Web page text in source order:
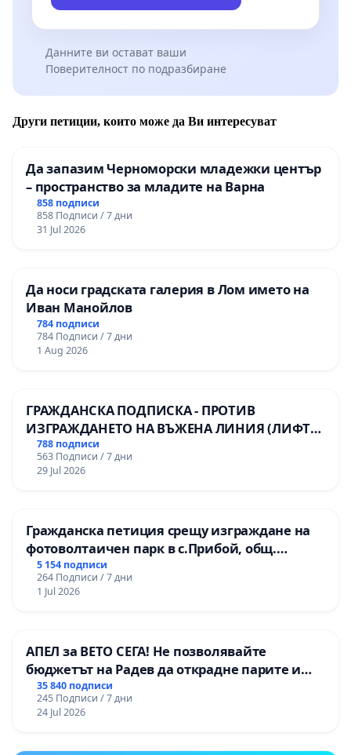
Данните ви остават ваши
Поверителност по подразбиране
Други петиции, които може да Ви интересуват
Да запазим Черноморски младежки център
– пространство за младите на Варна
858 подписи
858 Подписи / 7 дни
31 Jul 2026
Да носи градската галерия в Лом името на
Иван Манойлов
784 подписи
784 Подписи / 7 дни
1 Aug 2026
ГРАЖДАНСКА ПОДПИСКА - ПРОТИВ
ИЗГРАЖДАНЕТО НА ВЪЖЕНА ЛИНИЯ (ЛИФТ)
НА ТЕРИТОРИЯТА НА ПРИРОДНА
ЗАБЕЛЕЖИТЕЛНОСТ „ХЪЛМ НА
ОСВОБОДИТЕЛИТЕ“ (БУНАРДЖИК)
788 подписи
563 Подписи / 7 дни
29 Jul 2026
Гражданска петиция срещу изграждане на
фотоволтаичен парк в с.Прибой, общ.
Радомир
5 154 подписи
264 Подписи / 7 дни
1 Jul 2026
АПЕЛ за ВЕТО СЕГА! Не позволявайте
бюджетът на Радев да открадне парите и
правата ни в тъмното
35 840 подписи
245 Подписи / 7 дни
24 Jul 2026